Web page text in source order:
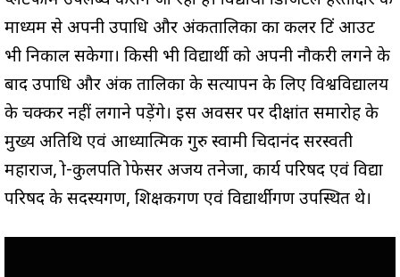
माध्यम से अपनी उपाधि और अंकतालिका का कलर प्रिंट आउट
भी निकाल सकेगा। किसी भी विद्यार्थी को अपनी नौकरी लगने के
बाद उपाधि और अंक तालिका के सत्यापन के लिए विश्वविद्यालय
के चक्कर नहीं लगाने पड़ेंगे। इस अवसर पर दीक्षांत समारोह के
मुख्य अतिथि एवं आध्यात्मिक गुरु स्वामी चिदानंद सरस्वती
महाराज, प्रो-कुलपति प्रोफेसर अजय तनेजा, कार्य परिषद एवं विद्या
परिषद के सदस्यगण, शिक्षकगण एवं विद्यार्थीगण उपस्थित थे।